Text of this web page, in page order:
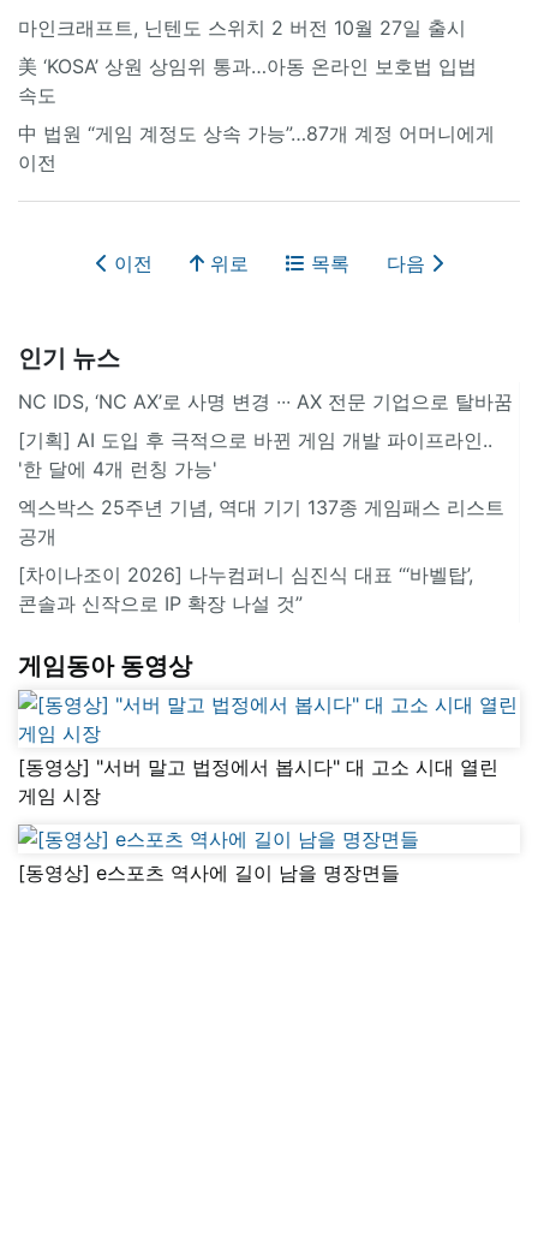
마인크래프트, 닌텐도 스위치 2 버전 10월 27일 출시
美 ‘KOSA’ 상원 상임위 통과…아동 온라인 보호법 입법
속도
中 법원 “게임 계정도 상속 가능”…87개 계정 어머니에게
이전
이전 위로 목록 다음
인기 뉴스
NC IDS, ‘NC AX’로 사명 변경 ∙∙∙ AX 전문 기업으로 탈바꿈
[기획] AI 도입 후 극적으로 바뀐 게임 개발 파이프라인..
'한 달에 4개 런칭 가능'
엑스박스 25주년 기념, 역대 기기 137종 게임패스 리스트
공개
[차이나조이 2026] 나누컴퍼니 심진식 대표 “‘바벨탑’,
콘솔과 신작으로 IP 확장 나설 것”
게임동아 동영상
[동영상] "서버 말고 법정에서 봅시다" 대 고소 시대 열린
게임 시장
[동영상] e스포츠 역사에 길이 남을 명장면들